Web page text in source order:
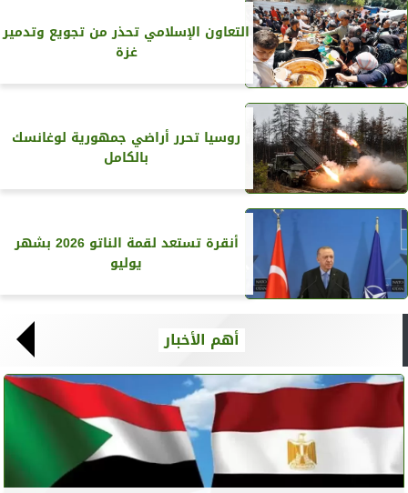
التعاون الإسلامي تحذر من تجويع وتدمير
غزة
روسيا تحرر أراضي جمهورية لوغانسك
بالكامل
أنقرة تستعد لقمة الناتو 2026 بشهر
يوليو
أهم الأخبار